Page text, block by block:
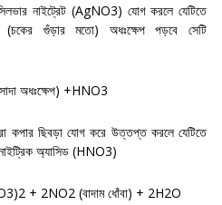
নাইট্রেট (AgNO3) যোগ করলে যেটিতে
(চকের গুঁড়ার মতো) অধঃক্ষেপ পড়বে সেটি
সাদা অধঃক্ষেপ) +HNO3
কপার ছিবড়া যোগ করে উত্তপ্ত করলে যেটিতে
অ্যাসিড (HNO3)
+ 2NO2 (বাদাম ধোঁবা) + 2H2O